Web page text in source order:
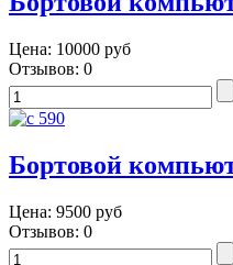
Цена: 10000 руб
Отзывов: 0
Бортовой
Цена: 9500 руб
Отзывов: 0